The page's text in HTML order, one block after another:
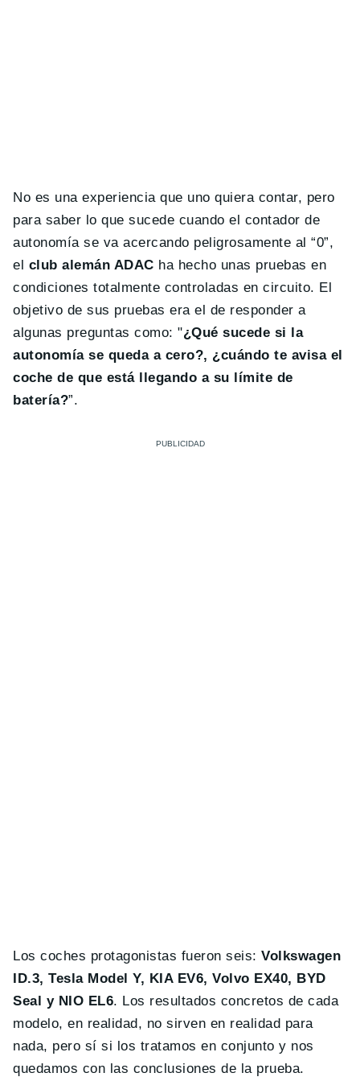
No es una experiencia que uno quiera contar, pero
para saber lo que sucede cuando el contador de
autonomía se va acercando peligrosamente al “0”,
el club alemán ADAC ha hecho unas pruebas en
condiciones totalmente controladas en circuito. El
objetivo de sus pruebas era el de responder a
algunas preguntas como: "¿Qué sucede si la
autonomía se queda a cero?, ¿cuándo te avisa el
coche de que está llegando a su límite de
batería?”.
Los coches protagonistas fueron seis:Volkswagen
ID.3, Tesla Model Y, KIA EV6, Volvo EX40, BYD
Seal y NIO EL6. Los resultados concretos de cada
modelo, en realidad, no sirven en realidad para
nada, pero sí si los tratamos en conjunto y nos
quedamos con las conclusiones de la prueba.